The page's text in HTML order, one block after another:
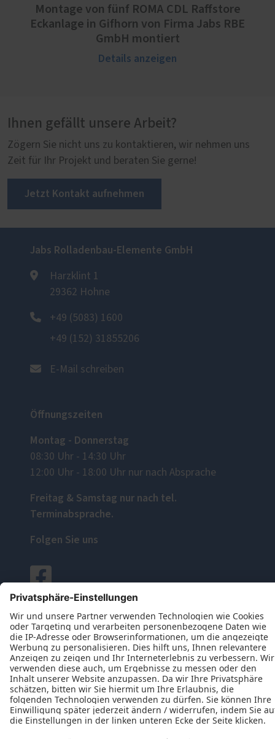
Montage von fünf ROMA CDL Raffstore
Eckanlage in Gifhorn von Firma Jabs RBE
GmbH montiert
Details anzeigen
Ihnen gefällt unsere Arbeit?
Zögern Sie nicht uns zu kontaktieren, wir nehmen uns
Zeit für Ihr Projekt und beraten Sie gerne!
Jetzt Kontakt aufnehmen
Jabs Rolladenbau-Elemente GmbH
Harzklint 1
29362 Hohne
+49 (5083) 1600
+49 (152) 31855206
E-Mail schreiben
Öffnungszeiten
Montag - Donnerstag
08:30 Uhr - 14:30 Uhr
12:00 Uhr - 18:00 Uhr nur nach Absprache
Freitag & Samstag nur nach tel.
Terminabsprache.
Folgen Sie uns
Datenschutz Impressum
Kontakt
Jabs Rolladenbau-Elemente GmbH © 2026